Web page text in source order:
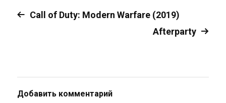
Call of Duty: Modern Warfare (2019)
Afterparty
Добавить комментарий